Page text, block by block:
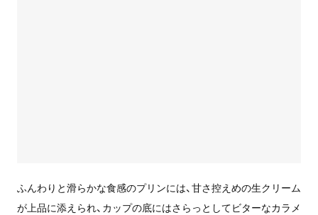
ふんわりと滑らかな食感のプリンには、甘さ控えめの生クリーム
が上品に添えられ、カップの底にはさらっとしてビターなカラメ